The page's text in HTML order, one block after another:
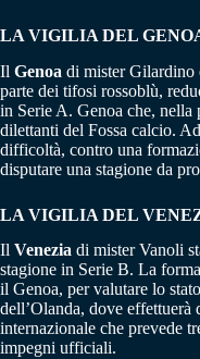
LA VIGILIA DEL
Il Genoa di mister Gilardino
parte dei tifosi rossoblù,
in Serie A. Genoa che, nella
dilettanti del Fossa calcio.
difficoltà, contro una
disputare una stagione da
LA VIGILIA DEL
Il Venezia di mister Vanoli
stagione in Serie B. La
il Genoa, per valutare lo
dell’Olanda, dove
internazionale che prevede
impegni ufficiali.